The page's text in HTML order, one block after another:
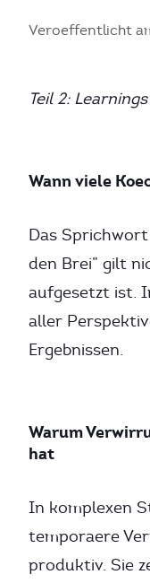
Veroeffentlicht
Teil 2:
Wann viele
Das Sprichwort
den Brei” gilt
aufgesetzt ist.
aller
Ergebnissen.
Warum
hat
In komplexen
temporaere
produktiv. Sie